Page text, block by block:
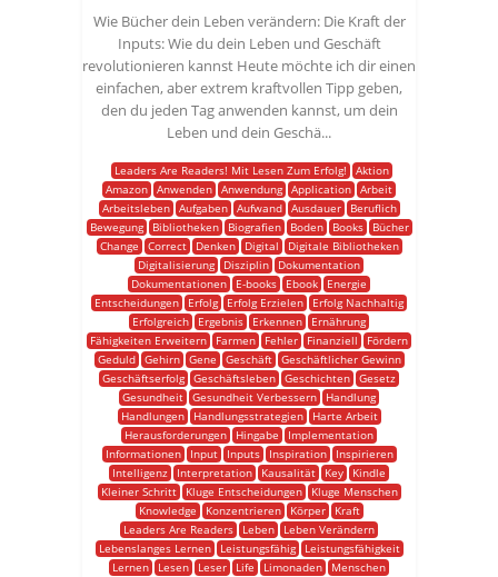
Wie Bücher dein Leben verändern: Die Kraft der
Inputs: Wie du dein Leben und Geschäft
revolutionieren kannst Heute möchte ich dir einen
einfachen, aber extrem kraftvollen Tipp geben,
den du jeden Tag anwenden kannst, um dein
Leben und dein Geschä...
Leaders Are Readers! Mit Lesen Zum Erfolg!
Aktion
Amazon Anwenden Anwendung Application Arbeit
Arbeitsleben
Aufgaben Aufwand Ausdauer
Beruflich
Bewegung
Bibliotheken Biografien Boden Books
Bücher
Change
Correct Denken Digital
Digitale Bibliotheken
Digitalisierung
Disziplin
Dokumentation
Dokumentationen
E-books Ebook
Energie
Entscheidungen
Erfolg Erfolg Erzielen
Erfolg Nachhaltig
Erfolgreich
Ergebnis Erkennen
Ernährung
Fähigkeiten Erweitern
Farmen Fehler Finanziell
Fördern
Geduld
Gehirn Gene Geschäft
Geschäftlicher Gewinn
Geschäftserfolg Geschäftsleben Geschichten Gesetz
Gesundheit Gesundheit Verbessern
Handlung
Handlungen
Handlungsstrategien
Harte Arbeit
Herausforderungen
Hingabe
Implementation
Informationen
Input Inputs Inspiration
Inspirieren
Intelligenz
Interpretation Kausalität Key
Kindle
Kleiner Schritt
Kluge Entscheidungen
Kluge Menschen
Knowledge
Konzentrieren Körper
Kraft
Leaders Are Readers
Leben
Leben Verändern
Lebenslanges Lernen
Leistungsfähig
Leistungsfähigkeit
Lernen
Lesen Leser Life Limonaden
Menschen